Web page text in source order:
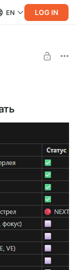
EN LOG IN